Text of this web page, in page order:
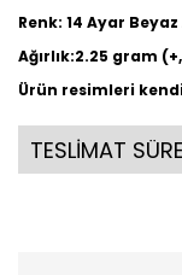
Renk: 14 Ayar Beyaz
Ağırlık:2.25 gram
Ürün resimleri
TESLİMAT